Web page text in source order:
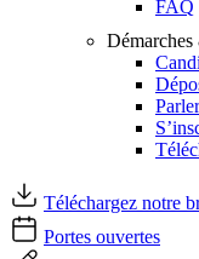
FAQ
Téléchargez notre
Portes ouvertes